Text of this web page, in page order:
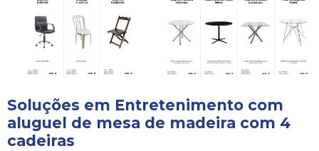
Soluções em Entretenimento com
aluguel de mesa de madeira com 4
cadeiras